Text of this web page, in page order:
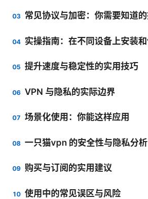
常见协议与加密：你需要知道
实操指南：在不同设备上安装
提升速度与稳定性的实用技巧
VPN 与隐私的实际边界
场景化使用：你能这样应用
一只猫vpn 的安全性与隐私分析
购买与订阅的实用建议
使用中的常见误区与风险